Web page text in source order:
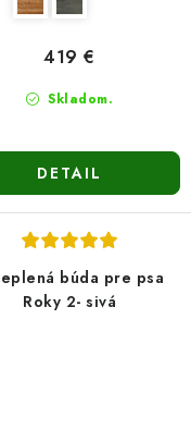
Skladom.
419 €
DETAIL
búda pre psa
Roky 2- sivá